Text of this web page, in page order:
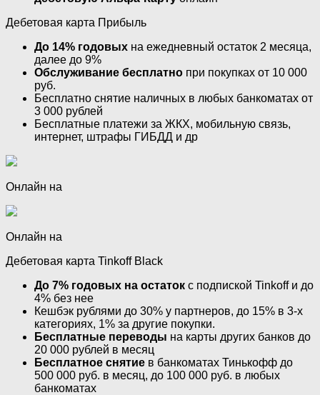
Дебетовая карта Прибыль
До 14% годовых на ежедневный остаток 2 месяца,
далее до 9%
Обслуживание бесплатно при покупках от 10 000
руб.
Бесплатно снятие наличных в любых банкоматах от
3 000 рублей
Бесплатные платежи за ЖКХ, мобильную связь,
интернет, штрафы ГИБДД и др
Онлайн на
Онлайн на
Дебетовая карта Tinkoff Black
До 7% годовых на остаток с подпиской Tinkoff и до
4% без нее
Кешбэк рублями до 30% у партнеров, до 15% в 3-х
категориях, 1% за другие покупки.
Бесплатные переводы на карты других банков до
20 000 рублей в месяц
Бесплатное снятие в банкоматах Тинькофф до
500 000 руб. в месяц, до 100 000 руб. в любых
банкоматах